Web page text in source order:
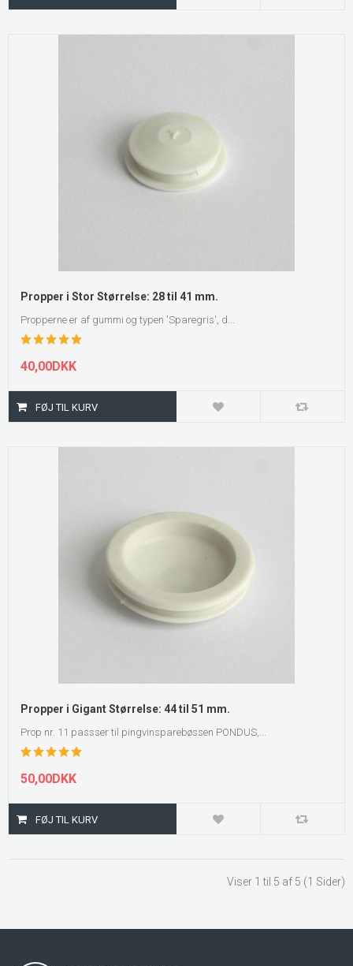
Propper i Stor Størrelse: 28 til 41 mm.
Propperne er af gummi og typen 'Sparegris', d...
40,00DKK
Propper i Gigant Størrelse: 44 til 51 mm.
Prop nr. 11 passser til pingvinsparebøssen PONDUS,...
50,00DKK
Viser 1 til 5 af 5 (1 Sider)